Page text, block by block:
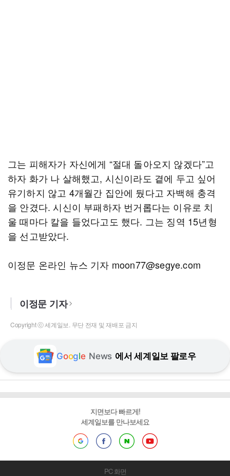
그는 피해자가 자신에게 “절대 돌아오지 않겠다”고
하자 화가 나 살해했고, 시신이라도 곁에 두고 싶어
유기하지 않고 4개월간 집안에 뒀다고 자백해 충격
을 안겼다. 시신이 부패하자 번거롭다는 이유로 치
울 때마다 칼을 들었다고도 했다. 그는 징역 15년형
을 선고받았다.
이정문 온라인 뉴스 기자 moon77@segye.com
이정문 기자
Copyright ⓒ 세계일보. 무단 전재 및 재배포 금지
Google News 에서 세계일보 팔로우
지면보다 빠르게!
세계일보를 만나보세요
PC 화면